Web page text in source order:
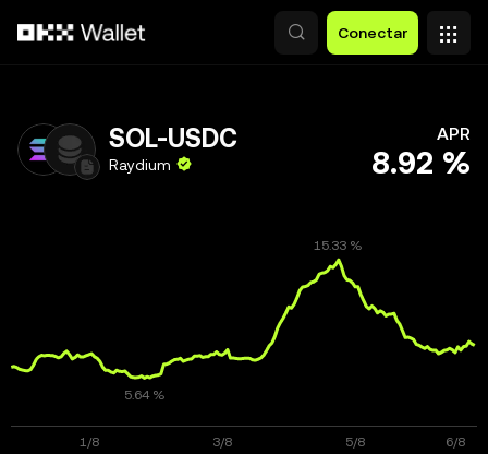
Conectar
SOL-USDC
Raydium
APR
8.92 %